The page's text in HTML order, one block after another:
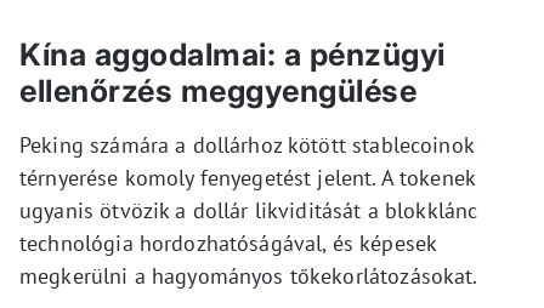
Kína aggodalmai: a pénzügyi
ellenőrzés meggyengülése
Peking számára a dollárhoz kötött stablecoinok
térnyerése komoly fenyegetést jelent. A tokenek
ugyanis ötvözik a dollár likviditását a blokklánc
technológia hordozhatóságával, és képesek
megkerülni a hagyományos tőkekorlátozásokat.